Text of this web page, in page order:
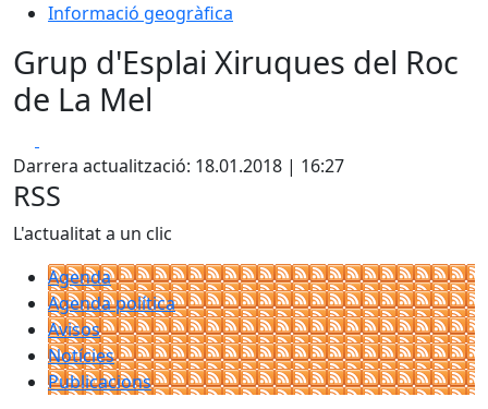
Informació geogràfica
Grup d'Esplai Xiruques del Roc
de La Mel
Darrera actualització: 18.01.2018 | 16:27
RSS
L'actualitat a un clic
Agenda
Agenda política
Avisos
Notícies
Publicacions